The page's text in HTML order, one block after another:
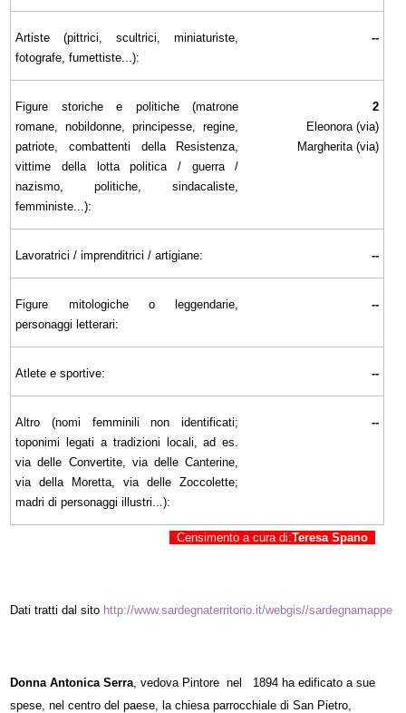
Artiste (pittrici, scultrici, miniaturiste,
fotografe, fumettiste...):
--
Figure storiche e politiche (matrone
romane, nobildonne, principesse, regine,
patriote, combattenti della Resistenza,
vittime della lotta politica / guerra /
nazismo, politiche, sindacaliste,
femministe...):
2
Eleonora (via)
Margherita (via)
Lavoratrici / imprenditrici / artigiane: --
Figure mitologiche o leggendarie,
personaggi letterari:
--
Atlete e sportive: --
Altro (nomi femminili non identificati;
toponimi legati a tradizioni locali, ad es.
via delle Convertite, via delle Canterine,
via della Moretta, via delle Zoccolette;
madri di personaggi illustri...):
--
Censimento a cura di:Teresa Spano
Dati tratti dal sito http://www.sardegnaterritorio.it/webgis//sardegnamappe
Donna Antonica Serra , vedova Pintore nel 1894 ha edificato a sue
spese, nel centro del paese, la chiesa parrocchiale di San Pietro,